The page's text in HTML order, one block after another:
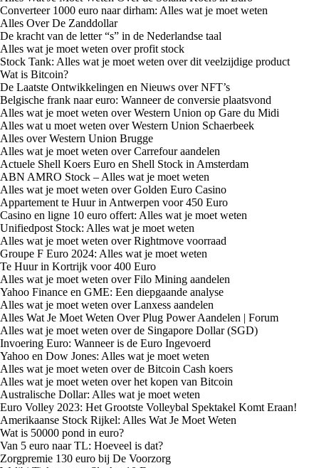
Converteer 1000 euro naar dirham: Alles wat je moet weten
Alles Over De Zanddollar
De kracht van de letter “s” in de Nederlandse taal
Alles wat je moet weten over profit stock
Stock Tank: Alles wat je moet weten over dit veelzijdige product
Wat is Bitcoin?
De Laatste Ontwikkelingen en Nieuws over NFT’s
Belgische frank naar euro: Wanneer de conversie plaatsvond
Alles wat je moet weten over Western Union op Gare du Midi
Alles wat u moet weten over Western Union Schaerbeek
Alles over Western Union Brugge
Alles wat je moet weten over Carrefour aandelen
Actuele Shell Koers Euro en Shell Stock in Amsterdam
ABN AMRO Stock – Alles wat je moet weten
Alles wat je moet weten over Golden Euro Casino
Appartement te Huur in Antwerpen voor 450 Euro
Casino en ligne 10 euro offert: Alles wat je moet weten
Unifiedpost Stock: Alles wat je moet weten
Alles wat je moet weten over Rightmove voorraad
Groupe F Euro 2024: Alles wat je moet weten
Te Huur in Kortrijk voor 400 Euro
Alles wat je moet weten over Filo Mining aandelen
Yahoo Finance en GME: Een diepgaande analyse
Alles wat je moet weten over Lanxess aandelen
Alles Wat Je Moet Weten Over Plug Power Aandelen | Forum
Alles wat je moet weten over de Singapore Dollar (SGD)
Invoering Euro: Wanneer is de Euro Ingevoerd
Yahoo en Dow Jones: Alles wat je moet weten
Alles wat je moet weten over de Bitcoin Cash koers
Alles wat je moet weten over het kopen van Bitcoin
Australische Dollar: Alles wat je moet weten
Euro Volley 2023: Het Grootste Volleybal Spektakel Komt Eraan!
Amerikaanse Stock Rijkel: Alles Wat Je Moet Weten
Wat is 50000 pond in euro?
Van 5 euro naar TL: Hoeveel is dat?
Zorgpremie 130 euro bij De Voorzorg